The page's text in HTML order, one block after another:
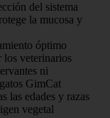
del sistema
la mucosa y
óptimo
los veterinarios
ni
GimCat
las edades y razas
vegetal